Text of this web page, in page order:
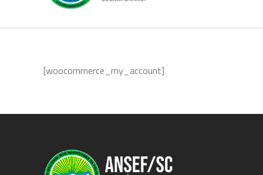
[woocommerce_my_account]